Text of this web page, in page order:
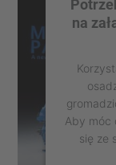
na
Aby móc
się ze